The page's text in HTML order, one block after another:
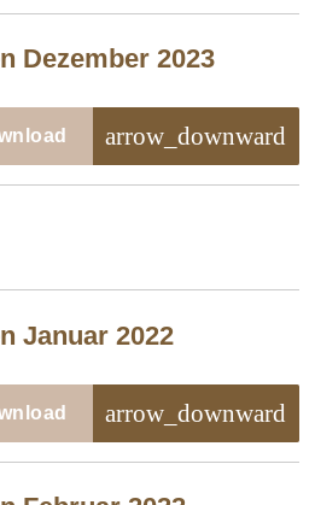
Dezember 2023
arrow_downward
Januar 2022
arrow_downward